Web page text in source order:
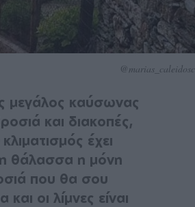
μεγάλος καύσωνας
και διακοπές,
έχει
θάλασσα η μόνη
που θα σου
οι λίμνες είναι